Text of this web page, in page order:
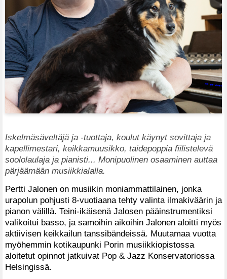
Iskelmäsäveltäjä ja -tuottaja, koulut käynyt sovittaja ja
kapellimestari, keikkamuusikko, taidepoppia fiilistelevä
soololaulaja ja pianisti... Monipuolinen osaaminen auttaa
pärjäämään musiikkialalla.
Pertti Jalonen on musiikin moniammattilainen, jonka
urapolun pohjusti 8-vuotiaana tehty valinta ilmakiväärin ja
pianon välillä. Teini-ikäisenä Jalosen pääinstrumentiksi
valikoitui basso, ja samoihin aikoihin Jalonen aloitti myös
aktiivisen keikkailun tanssibändeissä. Muutamaa vuotta
myöhemmin kotikaupunki Porin musiikkiopistossa
aloitetut opinnot jatkuivat Pop & Jazz Konservatoriossa
Helsingissä.